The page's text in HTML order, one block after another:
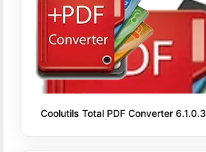
Coolutils Total PDF Converter